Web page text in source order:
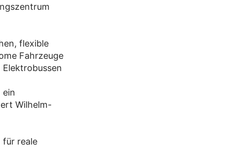
flexible
Fahrzeuge
ein
Wilhelm-
für reale